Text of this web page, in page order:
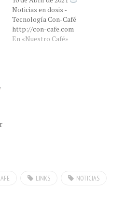
Tecnología Con-Café
http://con-cafe.com
En «Nuestro Café»